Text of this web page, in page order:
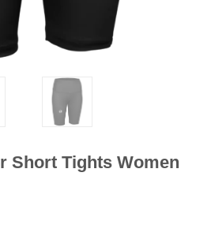
Short Tights Women